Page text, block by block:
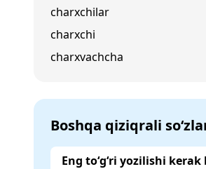
charxchilar
charxchi
charxvachcha
Boshqa qiziqrali
Eng to‘g‘ri yozilishi kerak